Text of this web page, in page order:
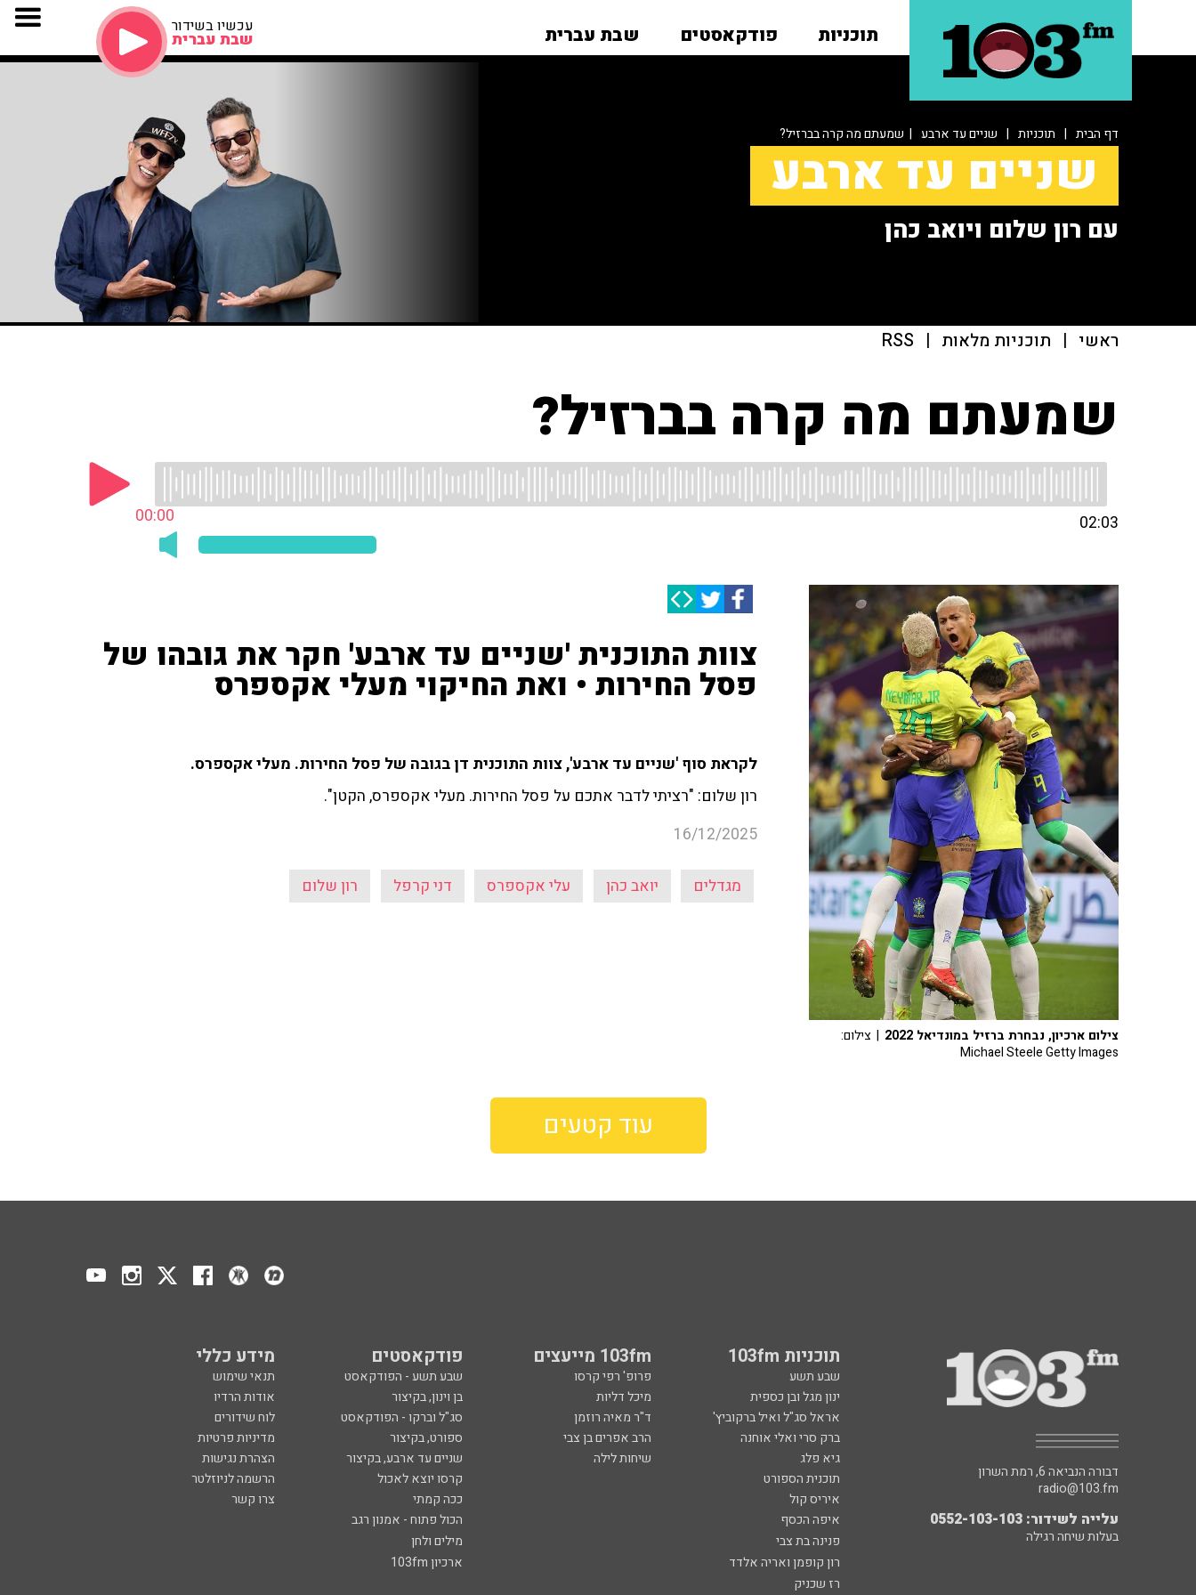
תוכניות פודקאסטים שבת עברית עכשיו בשידור
שבת עברית
דף הבית | תוכניות | שניים עד ארבע | שמעתם מה קרה בברזיל?
שניים עד ארבע
עם רון שלום ויואב כהן
ראשי | תוכניות מלאות |
RSS
שמעתם מה קרה בברזיל?
00:00 02:03
צוות התוכנית 'שניים עד ארבע' חקר את גובהו של
פסל החירות • ואת החיקוי מעלי אקספרס
לקראת סוף 'שניים עד ארבע', צוות התוכנית דן בגובה של פסל החירות. מעלי אקספרס.
רון שלום: "רציתי לדבר אתכם על פסל החירות. מעלי אקספרס, הקטן".
16/12/2025
מגדלים יואב כהן עלי אקספרס דני קרפל רון שלום
צילום ארכיון, נבחרת ברזיל במונדיאל 2022
| צילום:
Michael Steele Getty Images
עוד קטעים
תוכניות 103fm 103fm מייעצים פודקאסטים מידע כללי
שבע תשע פרופ' רפי קרסו שבע תשע - הפודקאסט
תנאי שימוש
ינון מגל ובן כספית
מיכל דליות בן וינון, בקיצור
אודות הרדיו
אראל סג"ל ואיל ברקוביץ'
ד"ר מאיה רוזמן סג"ל וברקו - הפודקאסט
לוח שידורים
ברק סרי ואלי אוחנה
הרב אפרים בן צבי ספורט, בקיצור
מדיניות פרטיות
גיא פלג
שיחות לילה שניים עד ארבע, בקיצור
הצהרת נגישות
תוכנית הספורט
קרסו יוצא לאכול
הרשמה לניוזלטר
איריס קול
ככה קמתי
צרו קשר
איפה הכסף
הכול פתוח - אמנון רגב
פנינה בת צבי
מילים ולחן
רון קופמן ואריה אלדד
ארכיון 103fm
רז שכניק
דבורה הנביאה 6, רמת השרון
radio@103.fm
עלייה לשידור: 0552-103-103
בעלות שיחה רגילה